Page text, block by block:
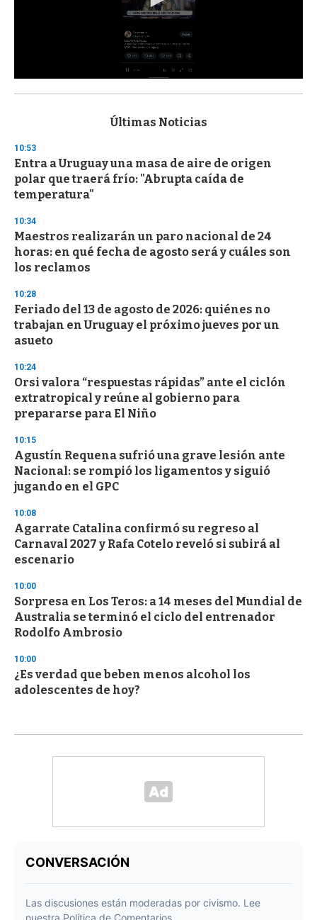
s
d
s
o
f
3
s
e
c
o
n
Últimas Noticias
10:53
Entra a Uruguay una masa de aire de origen
polar que traerá frío: "Abrupta caída de
temperatura"
10:34
Maestros realizarán un paro nacional de 24
horas: en qué fecha de agosto será y cuáles son
los reclamos
10:28
Feriado del 13 de agosto de 2026: quiénes no
trabajan en Uruguay el próximo jueves por un
asueto
10:24
Orsi valora “respuestas rápidas” ante el ciclón
extratropical y reúne al gobierno para
prepararse para El Niño
10:15
Agustín Requena sufrió una grave lesión ante
Nacional: se rompió los ligamentos y siguió
jugando en el GPC
10:08
Agarrate Catalina confirmó su regreso al
Carnaval 2027 y Rafa Cotelo reveló si subirá al
escenario
10:00
Sorpresa en Los Teros: a 14 meses del Mundial de
Australia se terminó el ciclo del entrenador
Rodolfo Ambrosio
10:00
¿Es verdad que beben menos alcohol los
adolescentes de hoy?